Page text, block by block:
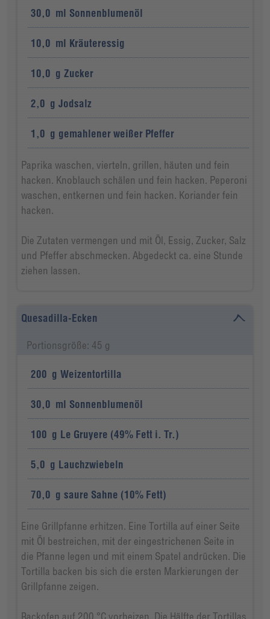
30,0 ml Sonnenblumenöl
10,0 ml Kräuteressig
10,0 g Zucker
2,0 g Jodsalz
1,0 g gemahlener weißer Pfeffer
Paprika waschen, vierteln, grillen, häuten und fein
hacken. Knoblauch schälen und fein hacken. Peperoni
waschen, entkernen und fein hacken. Koriander fein
hacken.
Die Zutaten vermengen und mit Öl, Essig, Zucker, Salz
und Pfeffer abschmecken. Abgedeckt ca. eine Stunde
ziehen lassen.
Quesadilla-Ecken
Portionsgröße: 45 g
200 g Weizentortilla
30,0 ml Sonnenblumenöl
100 g Le Gruyere (49% Fett i. Tr.)
5,0 g Lauchzwiebeln
70,0 g saure Sahne (10% Fett)
Eine Grillpfanne erhitzen. Eine Tortilla auf einer Seite
mit Öl bestreichen, mit der eingestrichenen Seite in
die Pfanne legen und mit einem Spatel andrücken. Die
Tortilla backen bis sich die ersten Markierungen der
Grillpfanne zeigen.
Backofen auf 200 °C vorheizen. Die Hälfte der Tortillas